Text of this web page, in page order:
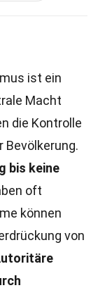
ist ein
Macht
die Kontrolle
Bevölkerung.
bis keine
oft
können
von